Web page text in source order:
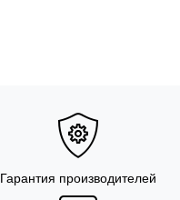
Гарантия производителей